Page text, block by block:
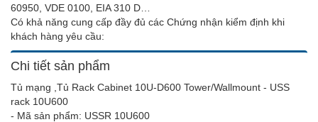
60950, VDE 0100, EIA 310 D…
Có khả năng cung cấp đầy đủ các Chứng nhận kiểm định khi
khách hàng yêu cầu:
Chi tiết sản phẩm
Tủ mạng ,Tủ Rack Cabinet 10U-D600 Tower/Wallmount - USS
rack 10U600
- Mã sản phẩm: USSR 10U600